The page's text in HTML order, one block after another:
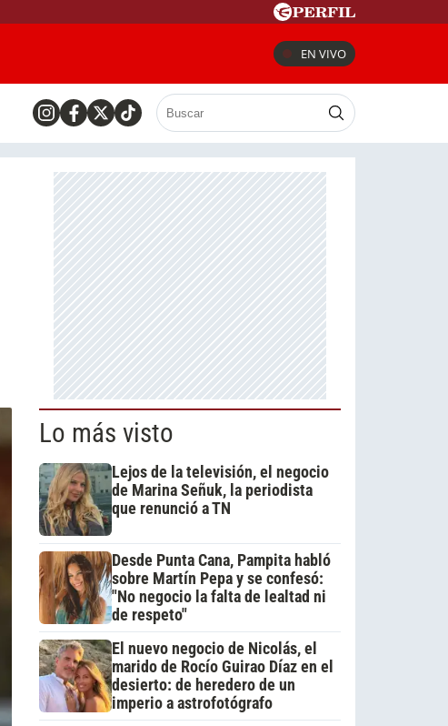
EN VIVO
Lo más visto
Lejos de la televisión, el negocio
de Marina Señuk, la periodista
que renunció a TN
Desde Punta Cana, Pampita habló
sobre Martín Pepa y se confesó:
"No negocio la falta de lealtad ni
de respeto"
El nuevo negocio de Nicolás, el
marido de Rocío Guirao Díaz en el
desierto: de heredero de un
imperio a astrofotógrafo